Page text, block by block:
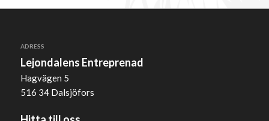
ADRESS
Lejondalens Entreprenad
Hagvägen 5
516 34 Dalsjöfors